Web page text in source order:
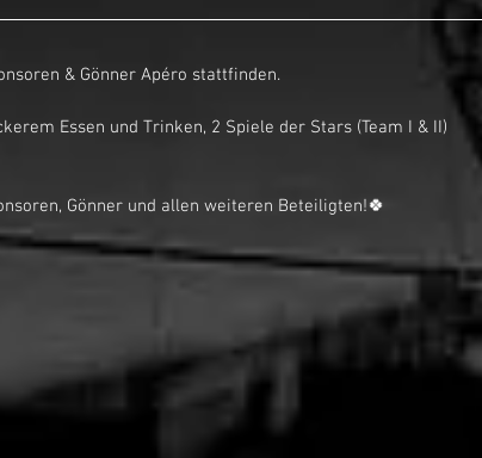
& Gönner Apéro stattfinden.
Essen und Trinken, 2 Spiele der Stars (Team I & II)
Gönner und allen weiteren Beteiligten!🍀